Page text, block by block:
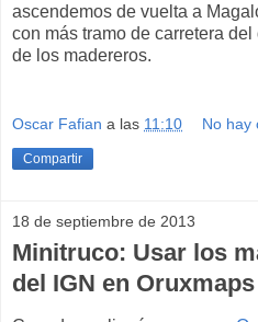
ascendemos de vuelta a
con más tramo de carretera
de los madereros.
Oscar Fafian a las 11:10 No hay
Compartir
18 de septiembre de 2013
Minitruco: Usar los
del IGN en Oruxmaps